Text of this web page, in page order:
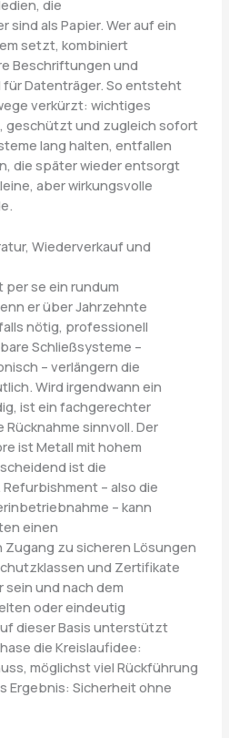
die
als Papier. Wer auf ein
setzt, kombiniert
Beschriftungen und
Datenträger. So entsteht
verkürzt: wichtiges
geschützt und zugleich sofort
lang halten, entfallen
die später wieder entsorgt
aber wirkungsvolle
Wiederverkauf und
per se ein rundum
er über Jahrzehnte
nötig, professionell
Schließsysteme –
– verlängern die
Wird irgendwann ein
ist ein fachgerechter
sinnvoll. Der
ist Metall mit hohem
ist die
– also die
– kann
einen
zu sicheren Lösungen
und Zertifikate
und nach dem
oder eindeutig
dieser Basis unterstützt
die Kreislaufidee:
möglichst viel Rückführung
Ergebnis: Sicherheit ohne